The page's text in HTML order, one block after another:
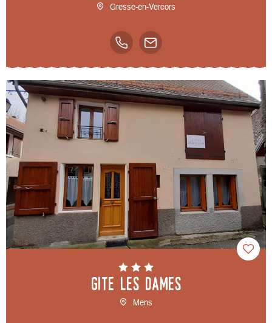
Gresse-en-Vercors
Gite Les Dames
Mens